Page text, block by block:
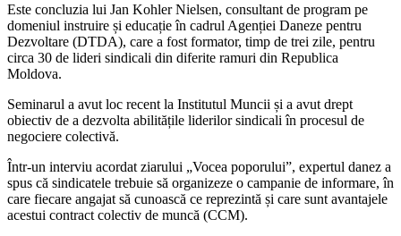
Este concluzia lui Jan Kohler Nielsen, consultant de program pe
domeniul instru­ire și educație în cadrul Agenției Daneze pentru
Dezvoltare (DTDA), care a fost for­mator, timp de trei zile, pentru
circa 30 de lideri sindicali din diferite ramuri din Repu­blica
Moldova.
Seminarul a avut loc recent la Institutul Muncii și a avut drept
obiectiv de a dezvol­ta abilitățile liderilor sindicali în procesul de
negociere colectivă.
Într-un interviu acordat ziarului „Vo­cea poporului”, expertul danez a
spus că sindicatele trebuie să organizeze o campanie de informare, în
care fiecare angajat să cunoască ce reprezintă și care sunt avan­tajele
acestui contract colectiv de muncă (CCM).